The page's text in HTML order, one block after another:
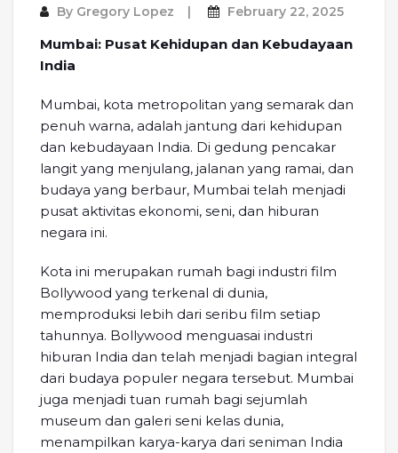
By Gregory Lopez February 22, 2025
Mumbai: Pusat Kehidupan dan Kebudayaan
India
Mumbai, kota metropolitan yang semarak dan
penuh warna, adalah jantung dari kehidupan
dan kebudayaan India. Di gedung pencakar
langit yang menjulang, jalanan yang ramai, dan
budaya yang berbaur, Mumbai telah menjadi
pusat aktivitas ekonomi, seni, dan hiburan
negara ini.
Kota ini merupakan rumah bagi industri film
Bollywood yang terkenal di dunia,
memproduksi lebih dari seribu film setiap
tahunnya. Bollywood menguasai industri
hiburan India dan telah menjadi bagian integral
dari budaya populer negara tersebut. Mumbai
juga menjadi tuan rumah bagi sejumlah
museum dan galeri seni kelas dunia,
menampilkan karya-karya dari seniman India